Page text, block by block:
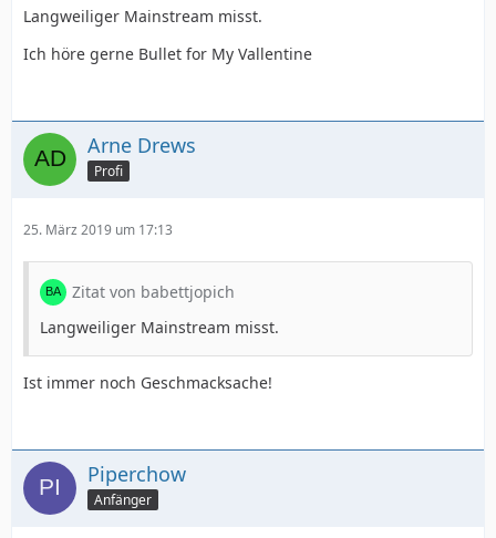
Langweiliger Mainstream misst.
Ich höre gerne Bullet for My Vallentine
Arne Drews
Profi
25. März 2019 um 17:13
Zitat von babettjopich
Langweiliger Mainstream misst.
Ist immer noch Geschmacksache!
Piperchow
Anfänger